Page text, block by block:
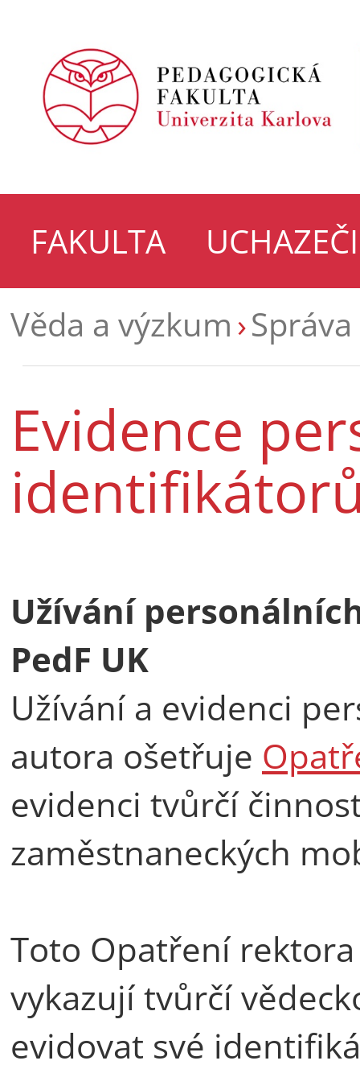
FAKULTA
UCHAZEČI
Věda a výzkum
Evidence
Užívání
PedF UK
Užívání a evidenci
autora ošetřuje
evidenci tvůrčí
zaměstnaneckých
Toto Opatření
vykazují tvůrčí
evidovat své